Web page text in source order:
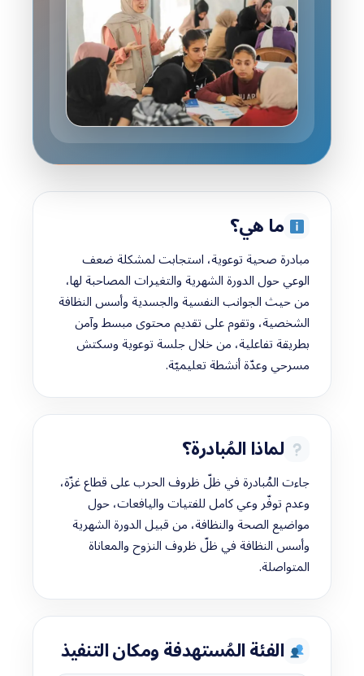
ما هي؟
مبادرة صحية توعوية، استجابت لمشكلة ضعف
الوعي حول الدورة الشهرية والتغيرات المصاحبة لها،
من حيث الجوانب النفسية والجسدية وأسس النظافة
الشخصية، وتقوم على تقديم محتوى مبسط وآمن
بطريقة تفاعلية، من خلال جلسة توعوية وسكتش
مسرحي وعدّة أنشطة تعليميّة.
لماذا المُبادرة؟
جاءت المُبادرة في ظلّ ظروف الحرب على قطاع غزّة،
وعدم توفّر وعي كامل للفتيات واليافعات، حول
مواضيع الصحة والنظافة، من قبيل الدورة الشهرية
وأسس النظافة في ظلّ ظروف النزوح والمعاناة
المتواصلة.
الفئة المُستهدفة ومكان التنفيذ